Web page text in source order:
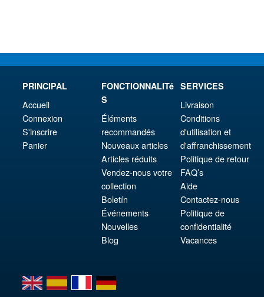
PRINCIPAL
Accueil
Connexion
S'inscrire
Panier
FONCTIONNALITé
S
Éléments
recommandés
Nouveaux articles
Articles réduits
Vendez-nous votre
collection
Boletín
Événements
Nouvelles
Blog
SERVICES
Livraison
Conditions
d'utilisation et
d'affranchissement
Politique de retour
FAQ’s
Aide
Contactez-nous
Politique de
confidentialité
Vacances
en es fr de